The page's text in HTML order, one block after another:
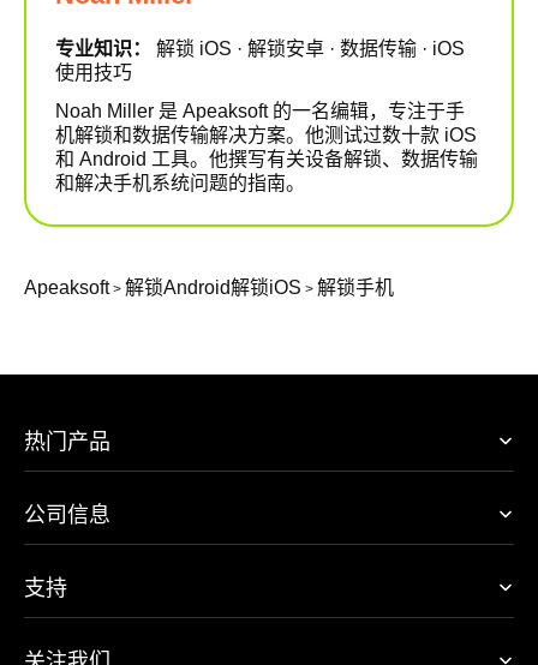
专业知识： 解锁 iOS · 解锁安卓 · 数据传输 · iOS
使用技巧
Noah Miller 是 Apeaksoft 的一名编辑，专注于手
机解锁和数据传输解决方案。他测试过数十款 iOS
和 Android 工具。他撰写有关设备解锁、数据传输
和解决手机系统问题的指南。
Apeaksoft> 解锁Android解锁iOS > 解锁手机
热门产品
公司信息
支持